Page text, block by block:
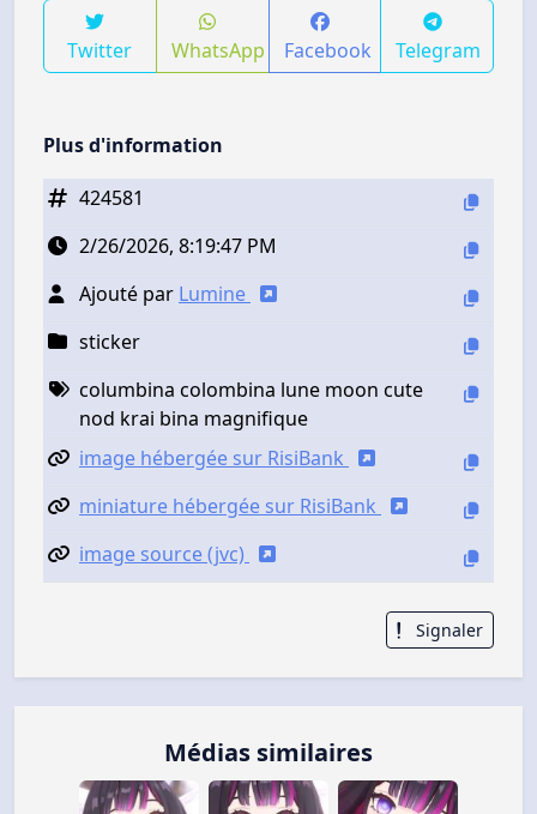
Twitter WhatsApp Facebook Telegram
Plus d'information
424581
2/26/2026, 8:19:47 PM
Ajouté par Lumine
sticker
columbina colombina lune moon cute
nod krai bina magnifique
image hébergée sur RisiBank
miniature hébergée sur RisiBank
image source (jvc)
Signaler
Médias similaires